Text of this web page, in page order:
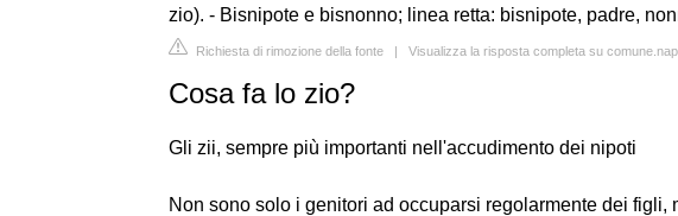
zio). - Bisnipote e bisnonno; linea retta: bisnipote, padre,
Richiesta di rimozione della fonte | Visualizza la risposta completa su
Cosa fa lo zio?
Gli zii, sempre più importanti nell'accudimento dei nipoti
Non sono solo i genitori ad occuparsi regolarmente dei figli,